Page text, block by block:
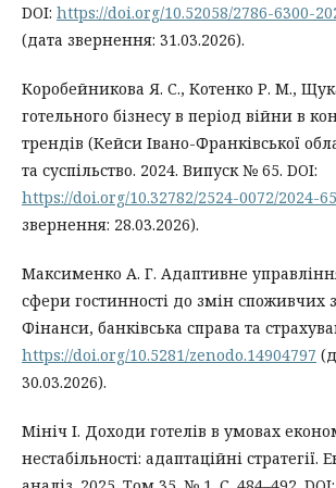
DOI: https://doi.org/10.52058/2786-6300-
(дата звернення: 31.03.2026).
Коробейникова Я. С., Котенко Р. М.,
готельного бізнесу в період війни в
трендів (Кейси Івано-Франківської
та суспільство. 2024. Випуск № 65. DOI:
https://doi.org/10.32782/2524-0072/2024-
звернення: 28.03.2026).
Максименко А. Г. Адаптивне
сфери гостинності до змін споживчих
Фінанси, банківська справа та
https://doi.org/10.5281/zenodo.14904797
30.03.2026).
Мініч І. Доходи готелів в умовах
нестабільності: адаптаційні